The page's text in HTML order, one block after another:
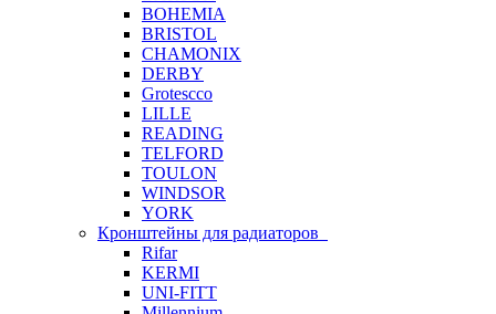
BOHEMIA
BRISTOL
CHAMONIX
DERBY
Grotescco
LILLE
READING
TELFORD
TOULON
WINDSOR
YORK
Кронштейны для радиаторов
Rifar
KERMI
UNI-FITT